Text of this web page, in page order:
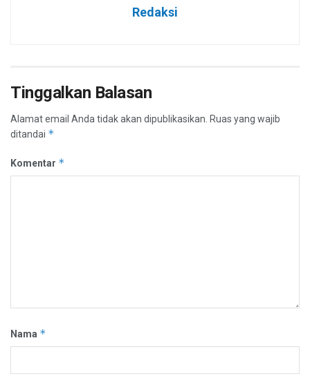
Redaksi
Tinggalkan Balasan
Alamat email Anda tidak akan dipublikasikan. Ruas yang wajib
ditandai *
Komentar *
Nama *